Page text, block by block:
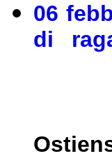
06
di